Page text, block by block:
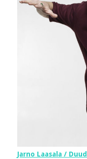
Jarno Laasala /